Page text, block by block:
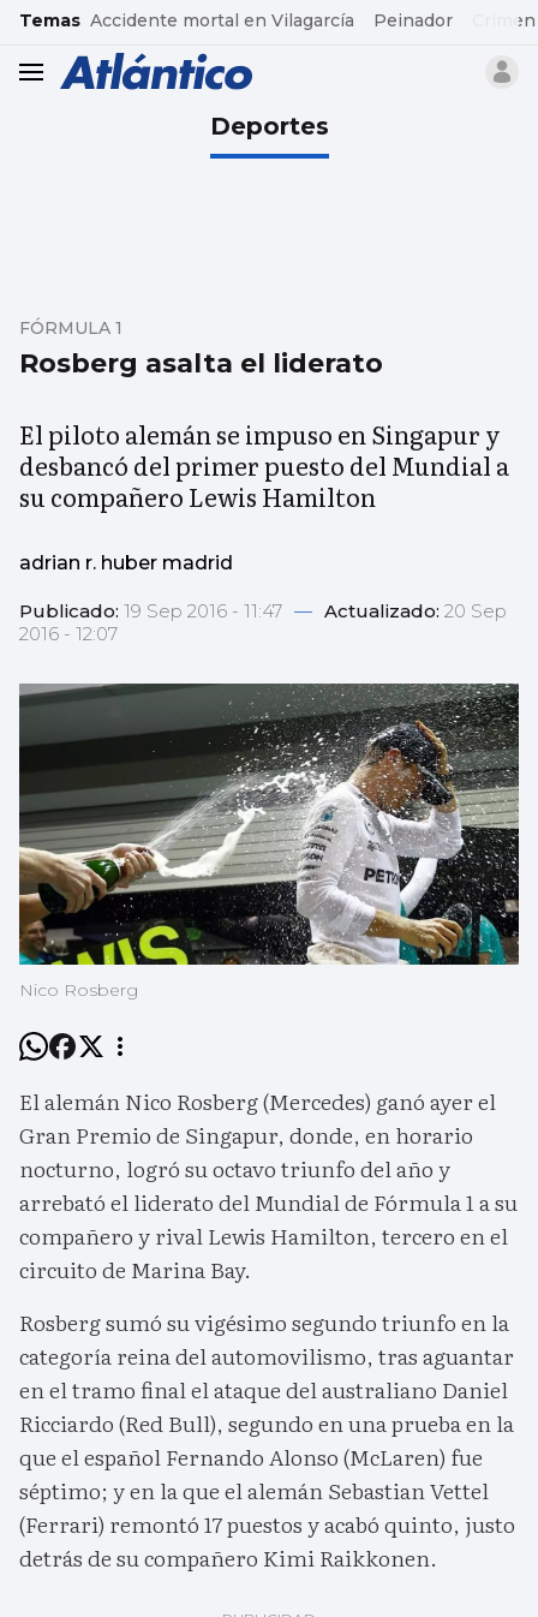
common.go-to-content
Temas Accidente mortal en Vilagarcía Peinador
header.menu.open
Deportes
Rosberg asalta el liderato
FÓRMULA 1
El piloto alemán se impuso en Singapur y
desbancó del primer puesto del Mundial a
su compañero Lewis Hamilton
adrian r. huber madrid
Publicado: 19 Sep 2016 - 11:47 — Actualizado: 20 Sep
2016 - 12:07
Nico Rosberg
El alemán Nico Rosberg (Mercedes) ganó ayer el
Gran Premio de Singapur, donde, en horario
nocturno, logró su octavo triunfo del año y
arrebató el liderato del Mundial de Fórmula 1 a su
compañero y rival Lewis Hamilton, tercero en el
circuito de Marina Bay.
Rosberg sumó su vigésimo segundo triunfo en la
categoría reina del automovilismo, tras aguantar
en el tramo final el ataque del australiano Daniel
Ricciardo (Red Bull), segundo en una prueba en la
que el español Fernando Alonso (McLaren) fue
séptimo; y en la que el alemán Sebastian Vettel
(Ferrari) remontó 17 puestos y acabó quinto, justo
detrás de su compañero Kimi Raikkonen.